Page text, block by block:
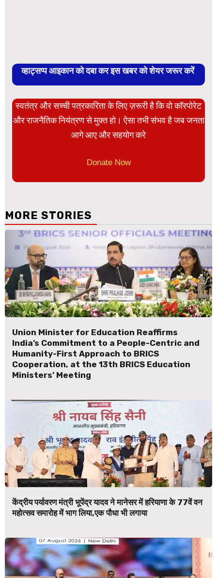
व्हाट्सप्प आइकान को दबा कर इस खबर को शेयर जरूर करें
स्वतंत्र और सच्ची पत्रकारिता के लिए ज़रूरी है कि वो कॉरपोरेट
और राजनैतिक नियंत्रण से मुक्त हो। ऐसा तभी संभव है जब जनता
आगे आए और सहयोग करे
Donate Now
MORE STORIES
Union Minister for Education Reaffirms
India’s Commitment to a People-Centric and
Humanity-First Approach to BRICS
Cooperation, at the 13th BRICS Education
Ministers’ Meeting
केंद्रीय पर्यावरण मंत्री भूपेंद्र यादव ने मानेसर में हरियाणा के 77वें वन
महोत्सव समारोह में भाग लिया,एक पौधा भी लगाया